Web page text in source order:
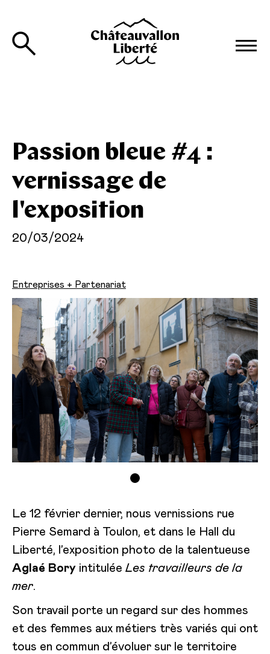
Passion bleue #4 :
vernissage de
l'exposition
20/03/2024
Entreprises + Partenariat
Le 12 février dernier, nous vernissions rue
Pierre Semard à Toulon, et dans le Hall du
Liberté, l’exposition photo de la talentueuse
Aglaé Bory intitulée Les travailleurs de la
mer.
Son travail porte un regard sur des hommes
et des femmes aux métiers très variés qui ont
tous en commun d’évoluer sur le territoire